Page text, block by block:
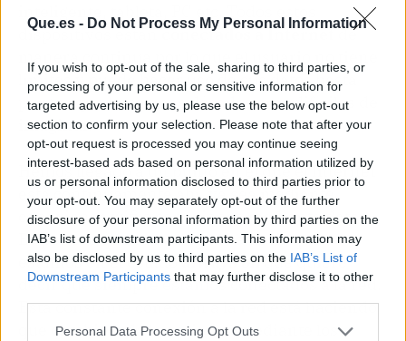
Que.es - Do Not Process My Personal Information
If you wish to opt-out of the sale, sharing to third parties, or
processing of your personal or sensitive information for
targeted advertising by us, please use the below opt-out
section to confirm your selection. Please note that after your
opt-out request is processed you may continue seeing
interest-based ads based on personal information utilized by
us or personal information disclosed to third parties prior to
your opt-out. You may separately opt-out of the further
disclosure of your personal information by third parties on the
IAB’s list of downstream participants. This information may
also be disclosed by us to third parties on the IAB’s List of
Downstream Participants that may further disclose it to other
Personal Data Processing Opt Outs
dispositivos estánconectados a Internetde
límites y puede hacer uso de sus datos hasta
puntos que hace unas décadas eras difíciles de
imaginar.
Hemos llegado a un punto en el que el Internet
está continuamente ahí, ya sea mediante
conexiones wifi o conexiones mediante datos.
Es por eso que se ha llegado a decir que
estamos en el estadoalways onque quiere
decir que siempre estamos conectados a la red.
Esta constante conexión a la red está haciendo
que cambie toda la sociedad mediante los